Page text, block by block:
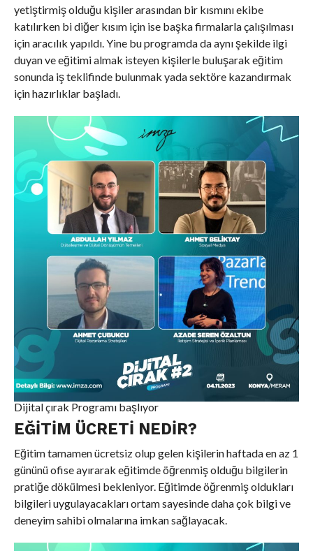
yetiştirmiş olduğu kişiler arasından bir kısmını ekibe
katılırken bi diğer kısım için ise başka firmalarla çalışılması
için aracılık yapıldı. Yine bu programda da aynı şekilde ilgi
duyan ve eğitimi almak isteyen kişilerle buluşarak eğitim
sonunda iş teklifinde bulunmak yada sektöre kazandırmak
için hazırlıklar başladı.
Dijital çırak Programı başlıyor
EĞITIM ÜCRETI NEDIR?
Eğitim tamamen ücretsiz olup gelen kişilerin haftada en az 1
gününü ofise ayırarak eğitimde öğrenmiş olduğu bilgilerin
pratiğe dökülmesi bekleniyor. Eğitimde öğrenmiş oldukları
bilgileri uygulayacakları ortam sayesinde daha çok bilgi ve
deneyim sahibi olmalarına imkan sağlayacak.